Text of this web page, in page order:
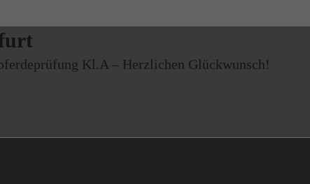
Kl.A – Herzlichen Glückwunsch!